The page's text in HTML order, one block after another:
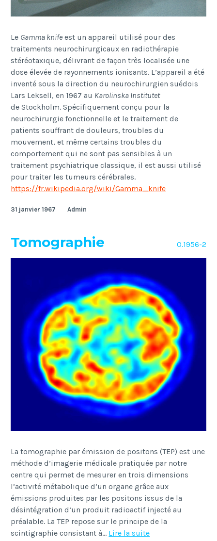
Le Gamma knife est un appareil utilisé pour des
traitements neurochirurgicaux en radiothérapie
stéréotaxique, délivrant de façon très localisée une
dose élevée de rayonnements ionisants. L’appareil a été
inventé sous la direction du neurochirurgien suédois
Lars Leksell, en 1967 au Karolinska Institutet
de Stockholm. Spécifiquement conçu pour la
neurochirurgie fonctionnelle et le traitement de
patients souffrant de douleurs, troubles du
mouvement, et même certains troubles du
comportement qui ne sont pas sensibles à un
traitement psychiatrique classique, il est aussi utilisé
pour traiter les tumeurs cérébrales.
https://fr.wikipedia.org/wiki/Gamma_knife
31 janvier 1967 Admin
Tomographie O.1956-2
La tomographie par émission de positons (TEP) est une
méthode d’imagerie médicale pratiquée par notre
centre qui permet de mesurer en trois dimensions
l’activité métabolique d’un organe grâce aux
émissions produites par les positons issus de la
désintégration d’un produit radioactif injecté au
préalable. La TEP repose sur le principe de la
scintigraphie consistant à… Lire la suiteTomographie